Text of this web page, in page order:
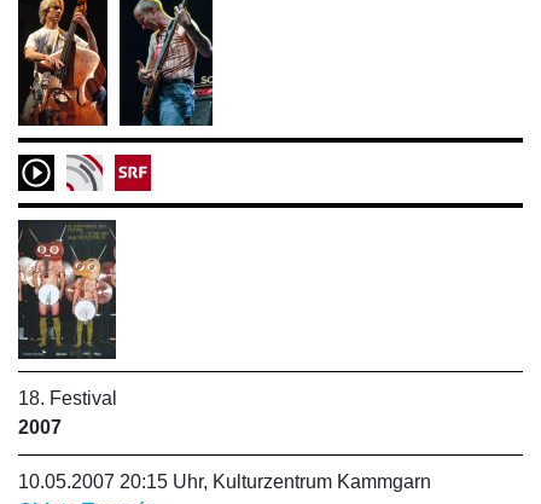
18. Festival
2007
10.05.2007 20:15 Uhr, Kulturzentrum Kammgarn